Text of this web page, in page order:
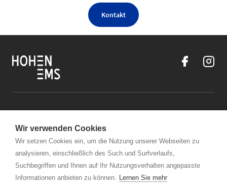
Wir verwenden Cookies
Wir setzen Cookies ein, um die Nutzung unserer Webseiten zu
analysieren, einschließlich des Such und Surfverlaufs,
Suchbegriffen und Ihnen auf Ihr Nutzungsverhalten angepasste
Informationen anbieten zu können. Lernen Sie mehr
Kontakt
Öffnungszeiten Stadtmarketing Hohenems
Links